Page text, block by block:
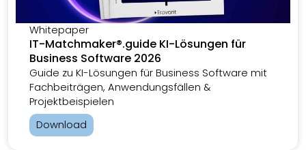
Whitepaper
IT-Matchmaker®.guide KI-Lösungen für
Business Software 2026
Guide zu KI-Lösungen für Business Software mit
Fachbeiträgen, Anwendungsfällen &
Projektbeispielen
Download